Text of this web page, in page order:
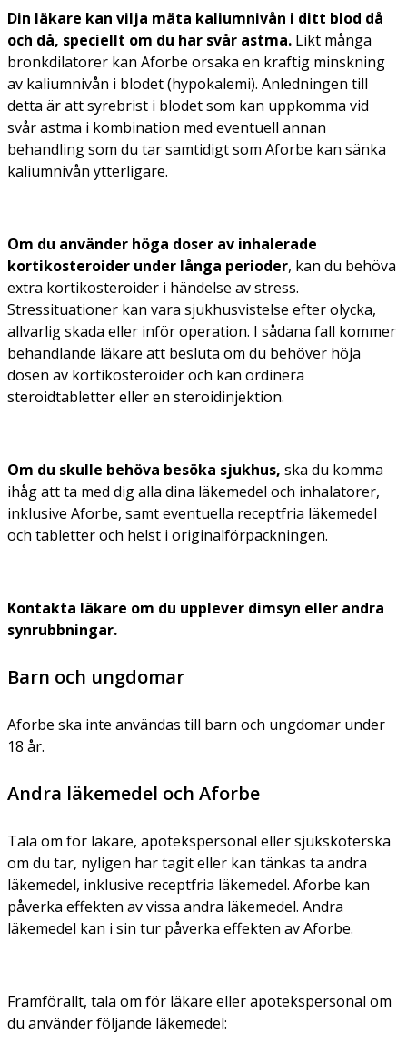
Din läkare kan vilja mäta kaliumnivån i ditt blod då
och då, speciellt om du har svår astma. Likt många
bronkdilatorer kan Aforbe orsaka en kraftig minskning
av kaliumnivån i blodet (hypokalemi). Anledningen till
detta är att syrebrist i blodet som kan uppkomma vid
svår astma i kombination med eventuell annan
behandling som du tar samtidigt som Aforbe kan sänka
kaliumnivån ytterligare.
Om du använder höga doser av inhalerade
kortikosteroider under långa perioder, kan du behöva
extra kortikosteroider i händelse av stress.
Stressituationer kan vara sjukhusvistelse efter olycka,
allvarlig skada eller inför operation. I sådana fall kommer
behandlande läkare att besluta om du behöver höja
dosen av kortikosteroider och kan ordinera
steroidtabletter eller en steroidinjektion.
Om du skulle behöva besöka sjukhus, ska du komma
ihåg att ta med dig alla dina läkemedel och inhalatorer,
inklusive Aforbe, samt eventuella receptfria läkemedel
och tabletter och helst i originalförpackningen.
Kontakta läkare om du upplever dimsyn eller andra
synrubbningar.
Barn och ungdomar
Aforbe ska inte användas till barn och ungdomar under
18 år.
Andra läkemedel och Aforbe
Tala om för läkare, apotekspersonal eller sjuksköterska
om du tar, nyligen har tagit eller kan tänkas ta andra
läkemedel, inklusive receptfria läkemedel. Aforbe kan
påverka effekten av vissa andra läkemedel. Andra
läkemedel kan i sin tur påverka effekten av Aforbe.
Framförallt, tala om för läkare eller apotekspersonal om
du använder följande läkemedel: